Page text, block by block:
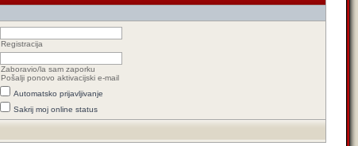
Registracija
Zaboravio/la sam zaporku
Pošalji ponovo aktivacijski e-mail
Automatsko prijavljivanje
Sakrij moj online status